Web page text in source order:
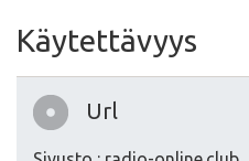
Käytettävyys
Url